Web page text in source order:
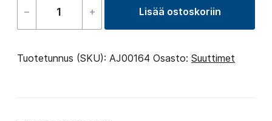
–
Jet
–
+ Lisää ostoskoriin
Tuotetunnus (SKU): AJ00164 Osasto: Suuttimet